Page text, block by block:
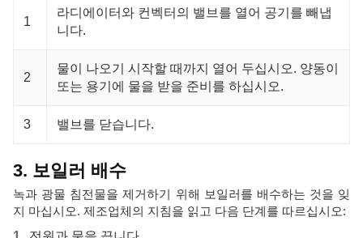
1
라디에이터와 컨벡터의 밸브를 열어 공기를 빼냅
니다.
2
물이 나오기 시작할 때까지 열어 두십시오. 양동이
또는 용기에 물을 받을 준비를 하십시오.
3 밸브를 닫습니다.
3. 보일러 배수
녹과 광물 침전물을 제거하기 위해 보일러를 배수하는 것을 잊
지 마십시오. 제조업체의 지침을 읽고 다음 단계를 따르십시오: